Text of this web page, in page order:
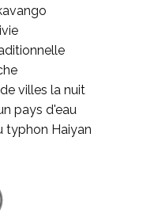
villes la nuit
pays d'eau
typhon Haiyan